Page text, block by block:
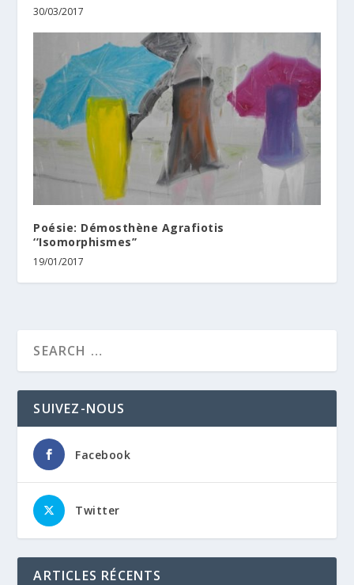
30/03/2017
Poésie: Démosthène Agrafiotis
‘’Isomorphismes’’
19/01/2017
SUIVEZ-NOUS
Facebook
Twitter
ARTICLES RÉCENTS